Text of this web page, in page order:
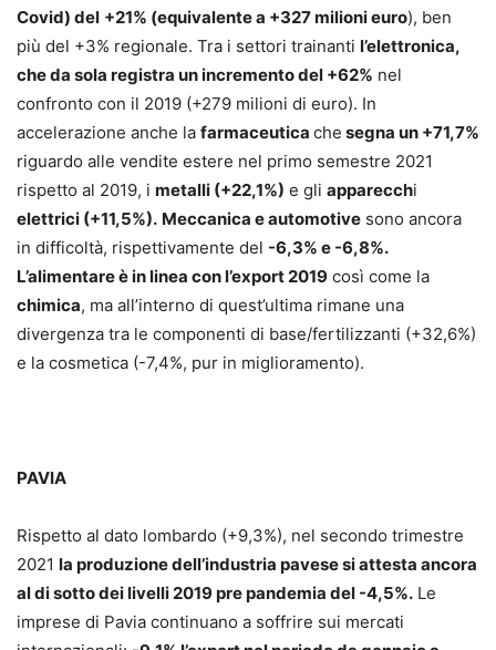
Covid) del +21% (equivalente a +327 milioni euro), ben
più del +3% regionale. Tra i settori trainanti l’elettronica,
che da sola registra un incremento del +62% nel
confronto con il 2019 (+279 milioni di euro). In
accelerazione anche la farmaceutica che segna un +71,7%
riguardo alle vendite estere nel primo semestre 2021
rispetto al 2019, i metalli (+22,1%) e gli apparecchi
elettrici (+11,5%). Meccanica e automotive sono ancora
in difficoltà, rispettivamente del -6,3% e -6,8%.
L’alimentare è in linea con l’export 2019 così come la
chimica, ma all’interno di quest’ultima rimane una
divergenza tra le componenti di base/fertilizzanti (+32,6%)
e la cosmetica (-7,4%, pur in miglioramento).
PAVIA
Rispetto al dato lombardo (+9,3%), nel secondo trimestre
2021 la produzione dell’industria pavese si attesta ancora
al di sotto dei livelli 2019 pre pandemia del -4,5%. Le
imprese di Pavia continuano a soffrire sui mercati